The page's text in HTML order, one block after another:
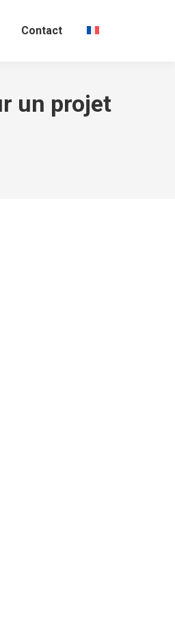
Contact
un projet